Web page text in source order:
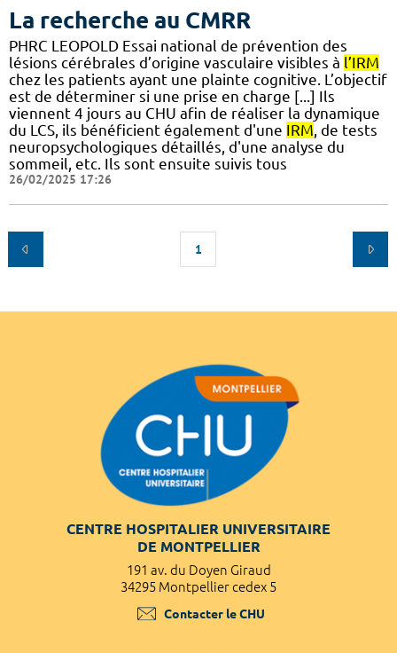
La recherche au CMRR
PHRC LEOPOLD Essai national de prévention des
lésions cérébrales d’origine vasculaire visibles à l’IRM
chez les patients ayant une plainte cognitive. L’objectif
est de déterminer si une prise en charge [...] Ils
viennent 4 jours au CHU afin de réaliser la dynamique
du LCS, ils bénéficient également d'une IRM , de tests
neuropsychologiques détaillés, d'une analyse du
sommeil, etc. Ils sont ensuite suivis tous
26/02/2025 17:26
1
CENTRE HOSPITALIER UNIVERSITAIRE
DE MONTPELLIER
191 av. du Doyen Giraud
34295 Montpellier cedex 5
Contacter le CHU